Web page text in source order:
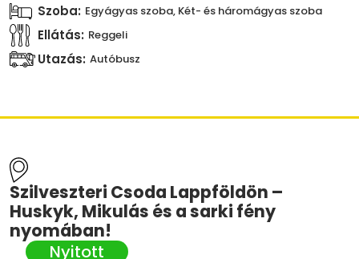
Szoba: Egyágyas szoba, Két- és háromágyas szoba
Ellátás: Reggeli
Utazás: Autóbusz
Szilveszteri Csoda Lappföldön –
Huskyk, Mikulás és a sarki fény
nyomában!